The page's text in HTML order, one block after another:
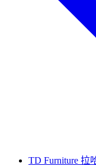
TD Furniture 拉